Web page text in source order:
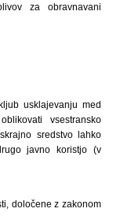
za obravnavani
usklajevanju med
vsestransko
sredstvo lahko
javno koristjo (v
določene z zakonom